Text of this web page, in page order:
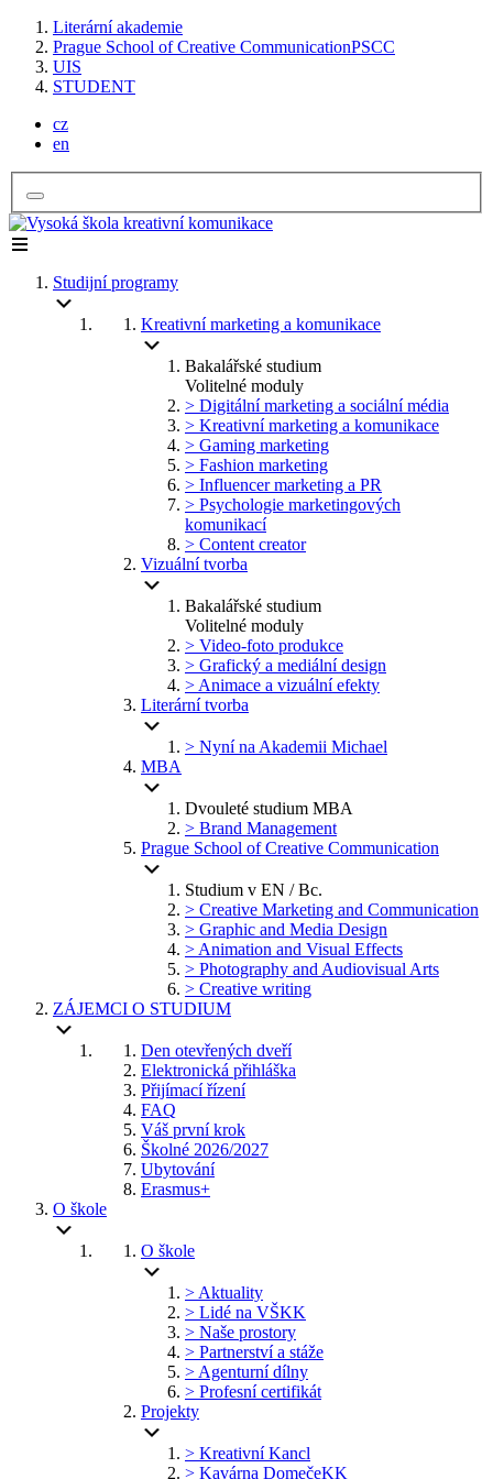
Literární akademie
Prague School of Creative CommunicationPSCC
UIS
STUDENT
cz
en
Studijní programy
Kreativní marketing a komunikace
Bakalářské studium
Volitelné moduly
> Digitální marketing a sociální média
> Kreativní marketing a komunikace
> Gaming marketing
> Fashion marketing
> Influencer marketing a PR
> Psychologie marketingových
komunikací
> Content creator
Vizuální tvorba
Bakalářské studium
Volitelné moduly
> Video-foto produkce
> Grafický a mediální design
> Animace a vizuální efekty
Literární tvorba
> Nyní na Akademii Michael
MBA
Dvouleté studium MBA
> Brand Management
Prague School of Creative Communication
Studium v EN / Bc.
> Creative Marketing and Communication
> Graphic and Media Design
> Animation and Visual Effects
> Photography and Audiovisual Arts
> Creative writing
ZÁJEMCI O STUDIUM
Den otevřených dveří
Elektronická přihláška
Přijímací řízení
FAQ
Váš první krok
Školné 2026/2027
Ubytování
Erasmus+
O škole
O škole
> Aktuality
> Lidé na VŠKK
> Naše prostory
> Partnerství a stáže
> Agenturní dílny
> Profesní certifikát
Projekty
> Kreativní Kancl
> Kavárna DomečeKK